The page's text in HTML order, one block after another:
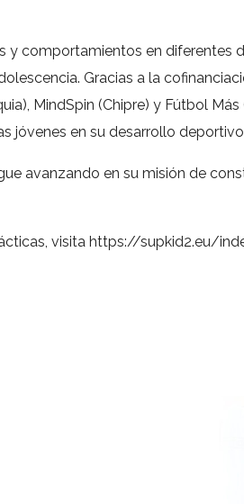
y comportamientos en diferentes
Gracias a la
MindSpin (Chipre) y Fútbol
jóvenes en su desarrollo
avanzando en su misión de
visita https://supkid2.eu/